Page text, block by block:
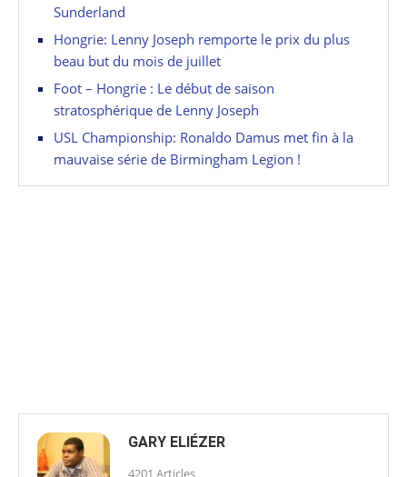
Sunderland
Hongrie: Lenny Joseph remporte le prix du plus
beau but du mois de juillet
Foot – Hongrie : Le début de saison
stratosphérique de Lenny Joseph
USL Championship: Ronaldo Damus met fin à la
mauvaise série de Birmingham Legion !
GARY ELIÉZER
4201 Articles